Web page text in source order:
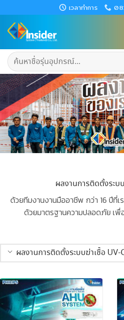
to
content
เวลาทำการ
ค้นหา:
ผลงานการติดตั้งระบ
ด้วยทีมงานงานมืออาชีพ กว่า 16 ปีที่เ
ด้วยมาตรฐานความปลอดภัย เ
ผลงานการติดตั้งระบบฆ่าเชื้อ UV-